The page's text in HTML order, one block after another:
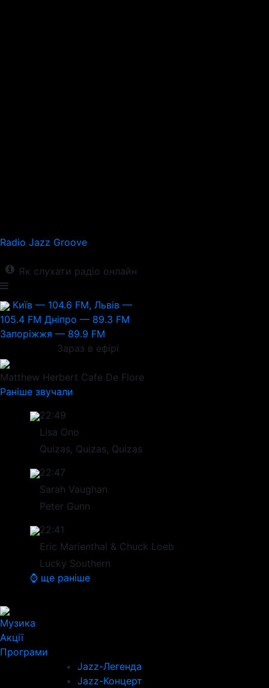
Radio Jazz Groove
Як слухати радіо онлайн
Київ — 104.6 FM, Львів —
105.4 FM Дніпро — 89.3 FM
Запоріжжя — 89.9 FM
Зараз в ефірі
Matthew Herbert Cafe De Flore
Раніше звучали
22:49
Lisa Ono
Quizas, Quizas, Quizas
22:47
Sarah Vaughan
Peter Gunn
22:41
Eric Marienthal & Chuck Loeb
Lucky Southern
⌚ ще раніше
Музика
Акції
Програми
Jazz-Легенда
Jazz-Концерт